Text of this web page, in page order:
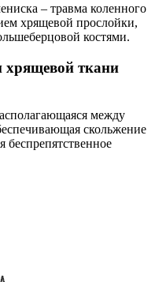
– травма коленного
хрящевой прослойки,
костями.
хрящевой ткани
между
скольжение
беспрепятственное